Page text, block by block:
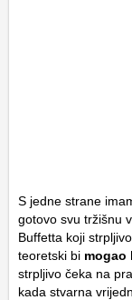
S jedne strane
gotovo svu tržišnu
Buffetta koji strpljivo
teoretski bi mogao
strpljivo čeka na
kada stvarna